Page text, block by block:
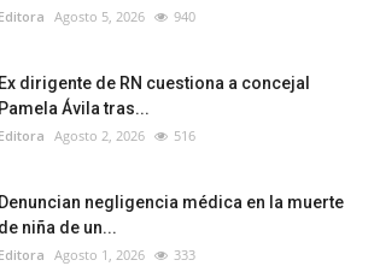
Editora Agosto 5, 2026 940
Ex dirigente de RN cuestiona a concejal
Pamela Ávila tras...
Editora Agosto 2, 2026 516
Denuncian negligencia médica en la muerte
de niña de un...
Editora Agosto 1, 2026 333